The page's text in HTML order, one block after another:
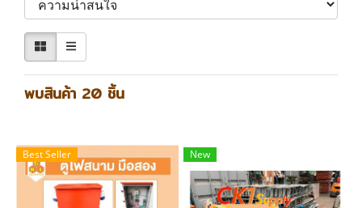
พบสินค้า 20 ชิ้น
Best Seller New